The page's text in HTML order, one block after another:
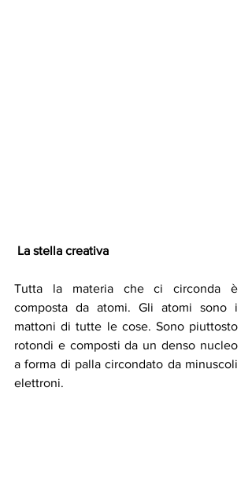
La stella creativa
Tutta la materia che ci circonda è
composta da atomi. Gli atomi sono i
mattoni di tutte le cose. Sono piuttosto
rotondi e composti da un denso nucleo
a forma di palla circondato da minuscoli
elettroni.